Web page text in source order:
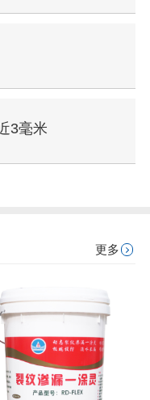
3毫米
更多